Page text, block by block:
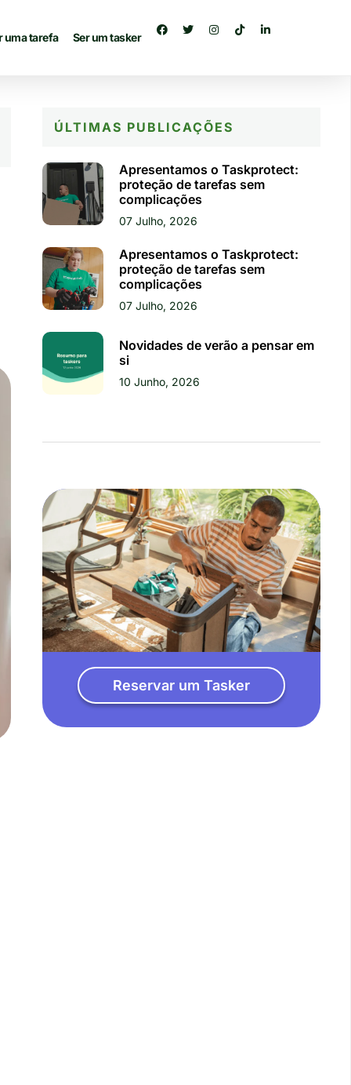
uma tarefa Ser um tasker
ÚLTIMAS PUBLICAÇÕES
Apresentamos o Taskprotect:
proteção de tarefas sem
complicações
07 Julho, 2026
Apresentamos o Taskprotect:
proteção de tarefas sem
complicações
07 Julho, 2026
Novidades de verão a pensar em
si
10 Junho, 2026
Reservar um Tasker